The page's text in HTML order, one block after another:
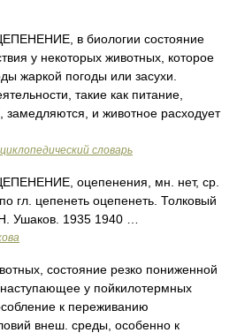
в биологии состояние
у некоторых животных, которое
жаркой погоды или засухи.
такие как питание,
и животное расходует
словарь
оцепенения, мн. нет, ср.
гл. цепенеть оцепенеть. Толковый
Ушаков. 1935 1940 …
состояние резко пониженной
у пойкилотермных
к переживанию
внеш. среды, особенно к